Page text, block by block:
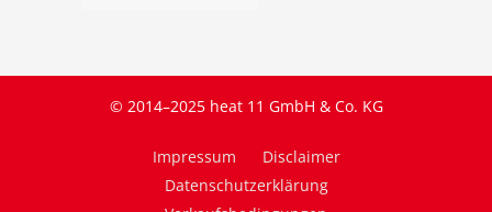
© 2014–2025 heat 11 GmbH & Co. KG
Impressum
Disclaimer
Datenschutzerklärung